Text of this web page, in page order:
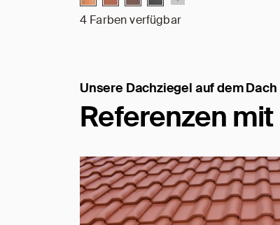
4 Farben verfügbar
Unsere Dachziegel auf dem Dach
Referenzen